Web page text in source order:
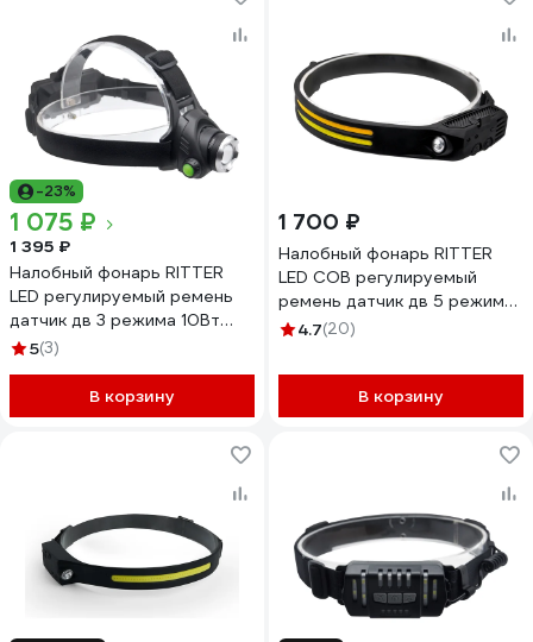
-23%
1 075 ₽
1 395 ₽
Налобный фонарь RITTER
LED регулируемый ремень
датчик дв 3 режима 10Вт
1200 мАч 200Лм IP44 56209
5(3)
В корзину
1 700 ₽
Налобный фонарь RITTER
LED COB регулируемый
ремень датчик дв 5 режима
7Вт+3Вт 1200 мАч 600Лм
4.7(20)
В корзину